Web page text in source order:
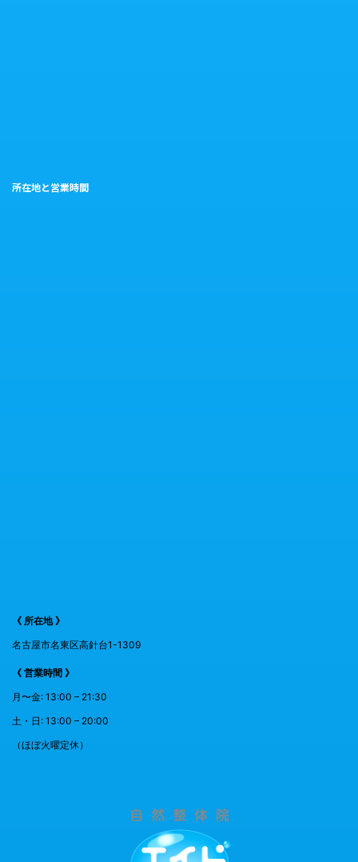
所在地と営業時間
《 所在地 》
名古屋市名東区高針台1-1309
《 営業時間 》
月〜金: 13:00 – 21:30
土・日: 13:00 – 20:00
（ほぼ火曜定休）